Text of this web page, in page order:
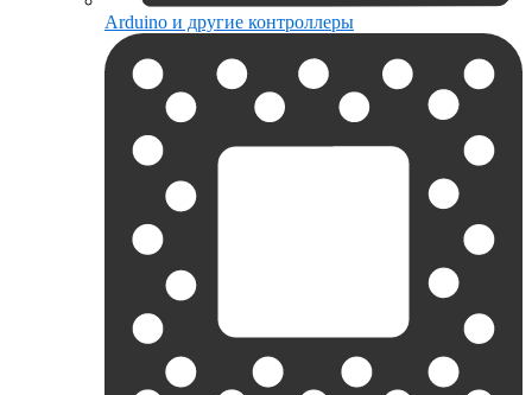
Arduino и другие контроллеры